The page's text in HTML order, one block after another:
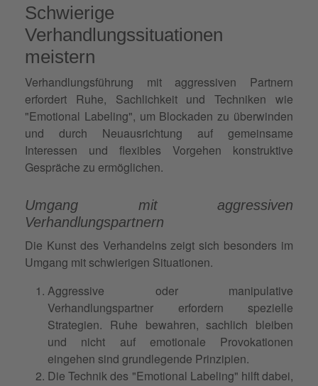
Schwierige
Verhandlungssituationen
meistern
Verhandlungsführung mit aggressiven Partnern
erfordert Ruhe, Sachlichkeit und Techniken wie
"Emotional Labeling", um Blockaden zu überwinden
und durch Neuausrichtung auf gemeinsame
Interessen und flexibles Vorgehen konstruktive
Gespräche zu ermöglichen.
Umgang mit aggressiven
Verhandlungspartnern
Die Kunst des Verhandelns zeigt sich besonders im
Umgang mit schwierigen Situationen.
Aggressive oder manipulative
Verhandlungspartner erfordern spezielle
Strategien. Ruhe bewahren, sachlich bleiben
und nicht auf emotionale Provokationen
eingehen sind grundlegende Prinzipien.
Die Technik des "Emotional Labeling" hilft dabei,